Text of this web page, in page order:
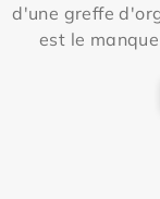
d'une greffe
est le